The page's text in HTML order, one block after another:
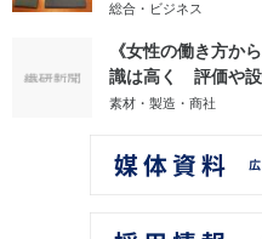
総合・ビジネス
《女性の働き方か
識は高く 評価や設
素材・製造・商社